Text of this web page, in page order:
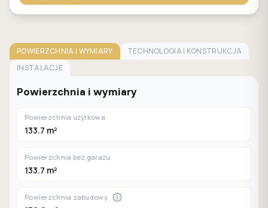
POWIERZCHNIA I WYMIARY
TECHNOLOGIA I KONSTRUKCJA
INSTALACJE
Powierzchnia i wymiary
Powierzchnia użytkowa
133.7 m²
Powierzchnia bez garażu
133.7 m²
Powierzchnia zabudowy